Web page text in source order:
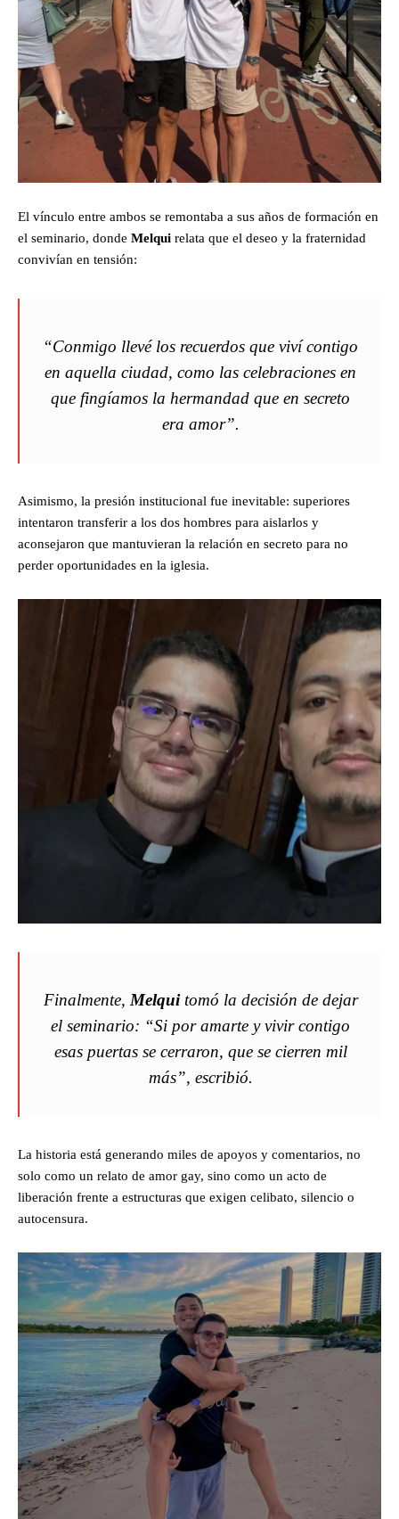
El vínculo entre ambos se remontaba a sus años de formación en
el seminario, donde Melqui relata que el deseo y la fraternidad
convivían en tensión:
“Conmigo llevé los recuerdos que viví contigo
en aquella ciudad, como las celebraciones en
que fingíamos la hermandad que en secreto
era amor”.
Asimismo, la presión institucional fue inevitable: superiores
intentaron transferir a los dos hombres para aislarlos y
aconsejaron que mantuvieran la relación en secreto para no
perder oportunidades en la iglesia.
Finalmente, Melquitomó la decisión de dejar
el seminario: “Si por amarte y vivir contigo
esas puertas se cerraron, que se cierren mil
más”, escribió.
La historia está generando miles de apoyos y comentarios, no
solo como un relato de amor gay, sino como un acto de
liberación frente a estructuras que exigen celibato, silencio o
autocensura.